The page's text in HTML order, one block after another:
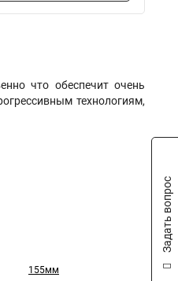
что обеспечит очень
технологиям,
155мм
Задать вопрос